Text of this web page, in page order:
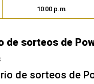
10:00 p.m.
de sorteos de
de sorteos de